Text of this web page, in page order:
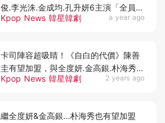
Kpop News 韓星韓劇 a year ago
俊.李光洙.金成均.孔升妍6主演「全員惡
人」互相殘殺
Kpop News 韓星韓劇 2 years ago
卡司陣容超吸睛！《自白的代價》陳善
圭有望加盟，與全度妍.金高銀.朴海秀陷
入殺人案自救的故事
繼全度妍&金高銀...朴海秀也有望加盟